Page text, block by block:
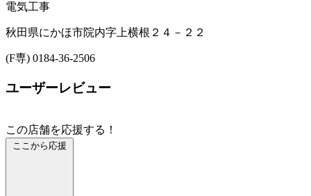
電気工事
秋田県にかほ市院内字上横根２４－２２
(F専) 0184-36-2506
ユーザーレビュー
この店舗を応援する！
ここから応援